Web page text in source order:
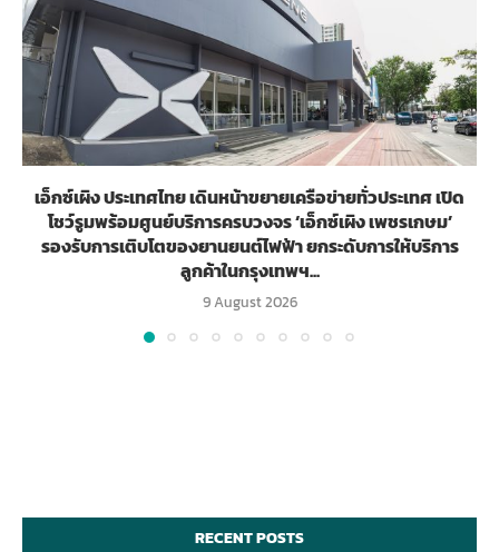
เอ็กซ์เผิง ประเทศไทย เดินหน้าขยายเครือข่ายทั่วประเทศ เปิด
โชว์รูมพร้อมศูนย์บริการครบวงจร ‘เอ็กซ์เผิง เพชรเกษม’
รองรับการเติบโตของยานยนต์ไฟฟ้า ยกระดับการให้บริการ
ลูกค้าในกรุงเทพฯ...
9 August 2026
RECENT POSTS